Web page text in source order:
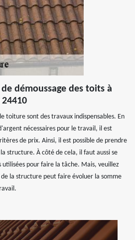
démoussage des toits à
toiture sont des travaux indispensables. En
nécessaires pour le travail, il est
de prix. Ainsi, il est possible de prendre
structure. À côté de cela, il faut aussi se
pour faire la tâche. Mais, veuillez
la structure peut faire évoluer la somme